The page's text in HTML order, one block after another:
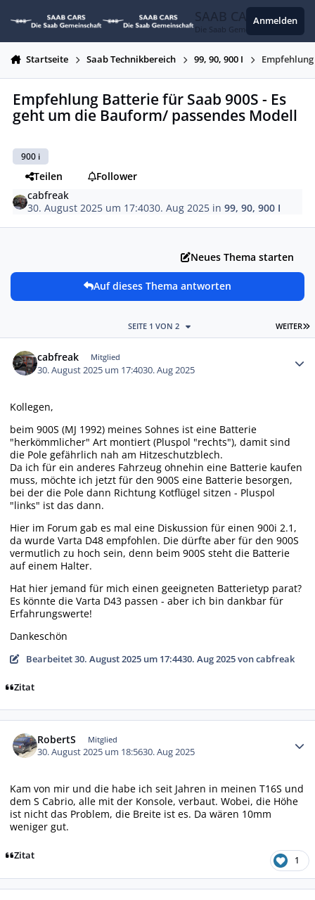
SAAB CARS
Die Saab Gemeinschaft
Anmelden
Startseite Saab Technikbereich 99, 90, 900 I
Empfehlung Batterie für Saab 900S - Es
geht um die Bauform/ passendes Modell
900 i
Teilen
Follower
cabfreak
30. August 2025 um 17:4030. Aug 2025 in99, 90, 900 I
Neues Thema starten
Auf dieses Thema antworten
WEITER
SEITE 1 VON 2
cabfreak Mitglied
30. August 2025 um 17:4030. Aug 2025
Kollegen,
beim 900S (MJ 1992) meines Sohnes ist eine Batterie
"herkömmlicher" Art montiert (Pluspol "rechts"), damit sind
die Pole gefährlich nah am Hitzeschutzblech.
Da ich für ein anderes Fahrzeug ohnehin eine Batterie kaufen
muss, möchte ich jetzt für den 900S eine Batterie besorgen,
bei der die Pole dann Richtung Kotflügel sitzen - Pluspol
"links" ist das dann.
Hier im Forum gab es mal eine Diskussion für einen 900i 2.1,
da wurde Varta D48 empfohlen. Die dürfte aber für den 900S
vermutlich zu hoch sein, denn beim 900S steht die Batterie
auf einem Halter.
Hat hier jemand für mich einen geeigneten Batterietyp parat?
Es könnte die Varta D43 passen - aber ich bin dankbar für
Erfahrungswerte!
Dankeschön
Bearbeitet30. August 2025 um 17:4430. Aug 2025von cabfreak
Zitat
RobertS Mitglied
30. August 2025 um 18:5630. Aug 2025
Kam von mir und die habe ich seit Jahren in meinen T16S und
dem S Cabrio, alle mit der Konsole, verbaut. Wobei, die Höhe
ist nicht das Problem, die Breite ist es. Da wären 10mm
weniger gut.
Zitat 1